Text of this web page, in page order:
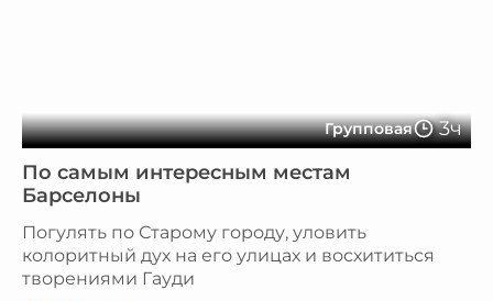
Групповая
3ч
По самым интересным местам
Барселоны
Погулять по Старому городу, уловить
колоритный дух на его улицах и восхититься
творениями Гауди